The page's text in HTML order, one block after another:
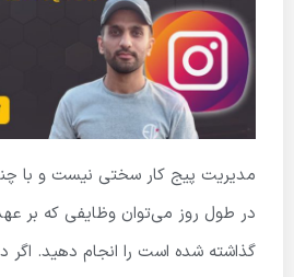
مدیریت پیج کار سختی نیست و با
در طول روز می‌توان وظایفی که بر
گذاشته شده است را انجام دهید. اگر